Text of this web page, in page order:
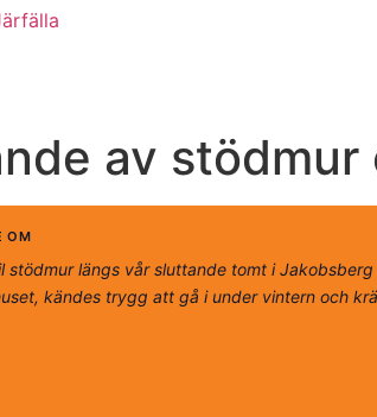
av
OM
stödmur längs vår sluttande tomt i
kändes trygg att gå i under vintern och